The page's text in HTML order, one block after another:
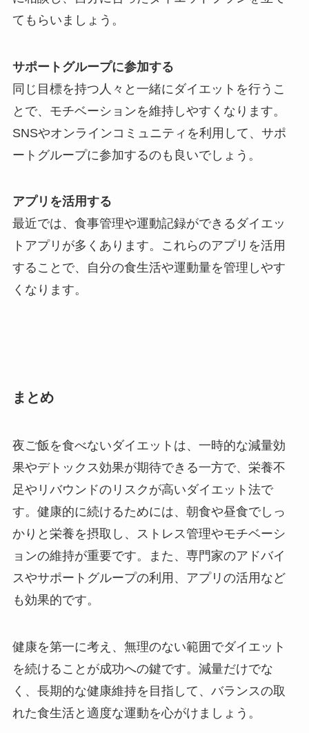
てもらいましょう。
サポートグループに参加する
同じ目標を持つ人々と一緒にダイエットを行うこ
とで、モチベーションを維持しやすくなります。
SNSやオンラインコミュニティを利用して、サポ
ートグループに参加するのも良いでしょう。
アプリを活用する
最近では、食事管理や運動記録ができるダイエッ
トアプリが多くあります。これらのアプリを活用
することで、自分の食生活や運動量を管理しやす
くなります。
まとめ
夜ご飯を食べないダイエットは、一時的な減量効
果やデトックス効果が期待できる一方で、栄養不
足やリバウンドのリスクが高いダイエット法で
す。健康的に続けるためには、朝食や昼食でしっ
かりと栄養を摂取し、ストレス管理やモチベーシ
ョンの維持が重要です。また、専門家のアドバイ
スやサポートグループの利用、アプリの活用など
も効果的です。
健康を第一に考え、無理のない範囲でダイエット
を続けることが成功への鍵です。減量だけでな
く、長期的な健康維持を目指して、バランスの取
れた食生活と適度な運動を心がけましょう。